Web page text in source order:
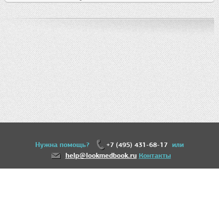
Нужна помощь? +7 (495) 431-68-17 или
help@lookmedbook.ru Контакты